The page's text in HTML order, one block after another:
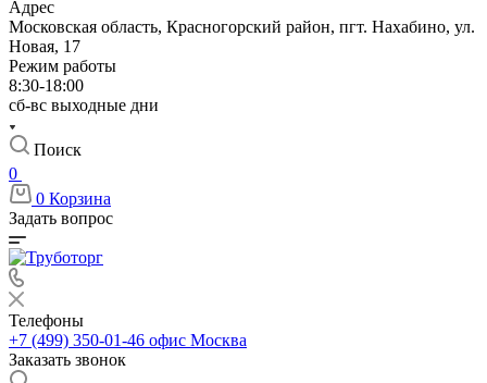
Адрес
Московская область, Красногорский район, пгт. Нахабино, ул.
Новая, 17
Режим работы
8:30-18:00
сб-вс выходные дни
Поиск
0
0 Корзина
Задать вопрос
Телефоны
+7 (499) 350-01-46 офис Москва
Заказать звонок